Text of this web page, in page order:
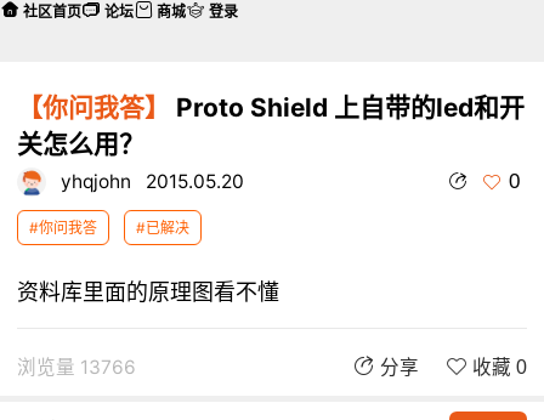
【你问我答】
Proto Shield 上自带的led和开
关怎么用？
yhqjohn 2015.05.20 0
#你问我答 #已解决
资料库里面的原理图看不懂
浏览量 13766 分享 收藏 0
社区首页 论坛 商城 登录